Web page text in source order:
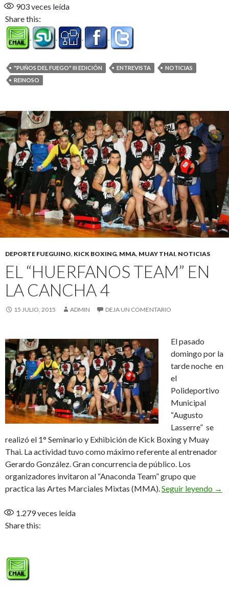
903veces leída
Share this:
"PUÑOS DEL FUEGO" III EDICIÓN ENTREVISTA
NOTICIAS
REINOSO
DEPORTE FUEGUINO, KICK BOXING, MMA, MUAY THAI, NOTICIAS
EL “HUERFANOS TEAM” EN
LA CANCHA 4
15 JULIO, 2015 ADMIN DEJA UN COMENTARIO
El pasado
domingo por la
tarde noche en
el
Polideportivo
Municipal
“Augusto
Lasserre” se
realizó el 1° Seminario y Exhibición de Kick Boxing y Muay
Thai. La actividad tuvo como máximo referente al entrenador
Gerardo González. Gran concurrencia de público. Los
organizadores invitaron al “Anaconda Team” grupo que
practica las Artes Marciales Mixtas (MMA).Seguir leyendo El
→
1.279veces leída
Share this: